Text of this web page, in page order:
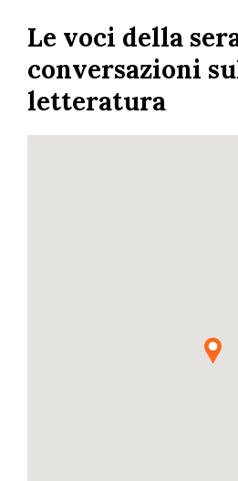
content
Le voci della
conversazioni
letteratura